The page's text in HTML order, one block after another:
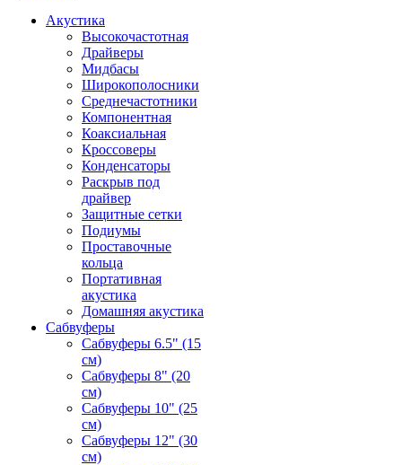
Акустика
Высокочастотная
Драйверы
Мидбасы
Широкополосники
Среднечастотники
Компонентная
Коаксиальная
Кроссоверы
Конденсаторы
Раскрыв под
драйвер
Защитные сетки
Подиумы
Проставочные
кольца
Портативная
акустика
Домашняя акустика
Сабвуферы
Сабвуферы 6.5" (15
см)
Сабвуферы 8" (20
см)
Сабвуферы 10" (25
см)
Сабвуферы 12" (30
см)